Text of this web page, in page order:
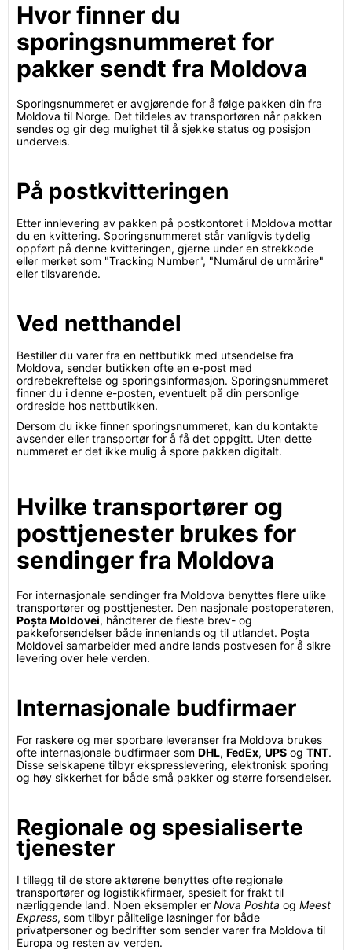
Hvor finner du
sporingsnummeret for
pakker sendt fra Moldova
Sporingsnummeret er avgjørende for å følge pakken din fra
Moldova til Norge. Det tildeles av transportøren når pakken
sendes og gir deg mulighet til å sjekke status og posisjon
underveis.
På postkvitteringen
Etter innlevering av pakken på postkontoret i Moldova mottar
du en kvittering. Sporingsnummeret står vanligvis tydelig
oppført på denne kvitteringen, gjerne under en strekkode
eller merket som "Tracking Number", "Numărul de urmărire"
eller tilsvarende.
Ved netthandel
Bestiller du varer fra en nettbutikk med utsendelse fra
Moldova, sender butikken ofte en e-post med
ordrebekreftelse og sporingsinformasjon. Sporingsnummeret
finner du i denne e-posten, eventuelt på din personlige
ordreside hos nettbutikken.
Dersom du ikke finner sporingsnummeret, kan du kontakte
avsender eller transportør for å få det oppgitt. Uten dette
nummeret er det ikke mulig å spore pakken digitalt.
Hvilke transportører og
posttjenester brukes for
sendinger fra Moldova
For internasjonale sendinger fra Moldova benyttes flere ulike
transportører og posttjenester. Den nasjonale postoperatøren,
Poșta Moldovei, håndterer de fleste brev- og
pakkeforsendelser både innenlands og til utlandet. Poșta
Moldovei samarbeider med andre lands postvesen for å sikre
levering over hele verden.
Internasjonale budfirmaer
For raskere og mer sporbare leveranser fra Moldova brukes
ofte internasjonale budfirmaer som DHL, FedEx, UPS og TNT.
Disse selskapene tilbyr ekspresslevering, elektronisk sporing
og høy sikkerhet for både små pakker og større forsendelser.
Regionale og spesialiserte
tjenester
I tillegg til de store aktørene benyttes ofte regionale
transportører og logistikkfirmaer, spesielt for frakt til
nærliggende land. Noen eksempler er Nova Poshta og Meest
Express, som tilbyr pålitelige løsninger for både
privatpersoner og bedrifter som sender varer fra Moldova til
Europa og resten av verden.